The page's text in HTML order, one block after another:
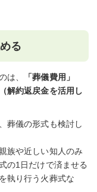
る
は、
「葬儀費用」
解約返戻金を活用し
葬儀の形式も検討し
族や近しい知人のみ
の1日だけで済ませる
執り行う火葬式な